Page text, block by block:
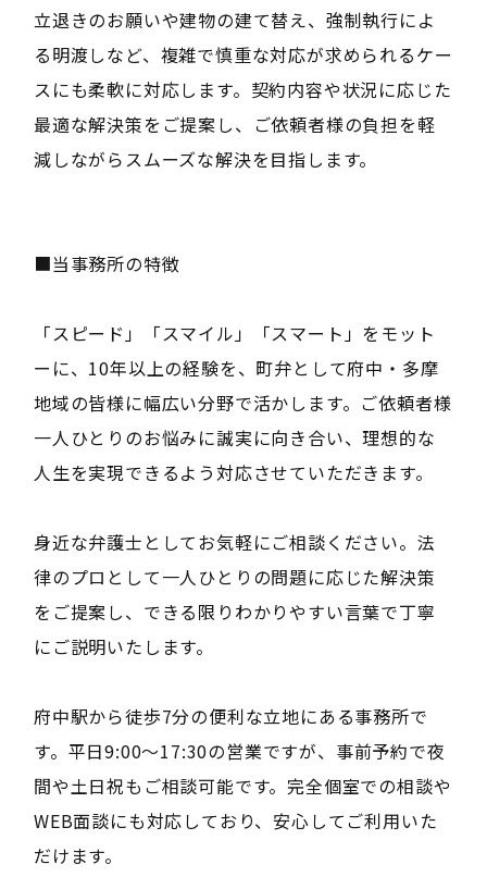
立退きのお願いや建物の建て替え、強制執行によ
る明渡しなど、複雑で慎重な対応が求められるケー
スにも柔軟に対応します。契約内容や状況に応じた
最適な解決策をご提案し、ご依頼者様の負担を軽
減しながらスムーズな解決を目指します。
■当事務所の特徴
「スピード」「スマイル」「スマート」をモット
ーに、10年以上の経験を、町弁として府中・多摩
地域の皆様に幅広い分野で活かします。ご依頼者様
一人ひとりのお悩みに誠実に向き合い、理想的な
人生を実現できるよう対応させていただきます。
身近な弁護士としてお気軽にご相談ください。法
律のプロとして一人ひとりの問題に応じた解決策
をご提案し、できる限りわかりやすい言葉で丁寧
にご説明いたします。
府中駅から徒歩7分の便利な立地にある事務所で
す。平日9:00～17:30の営業ですが、事前予約で夜
間や土日祝もご相談可能です。完全個室での相談や
WEB面談にも対応しており、安心してご利用いた
だけます。